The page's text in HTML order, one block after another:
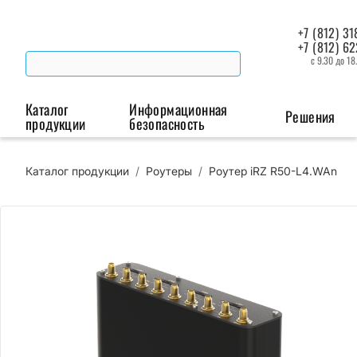
+7 (812)
+7 (812)
с 9.30 до
Каталог
продукции
Беспроводная связь
Промышленные
Промышленная автоматизация
Информационная
безопасность Решения
Каталог продукции / Роутеры / Роутер iRZ R50-L4.WAn